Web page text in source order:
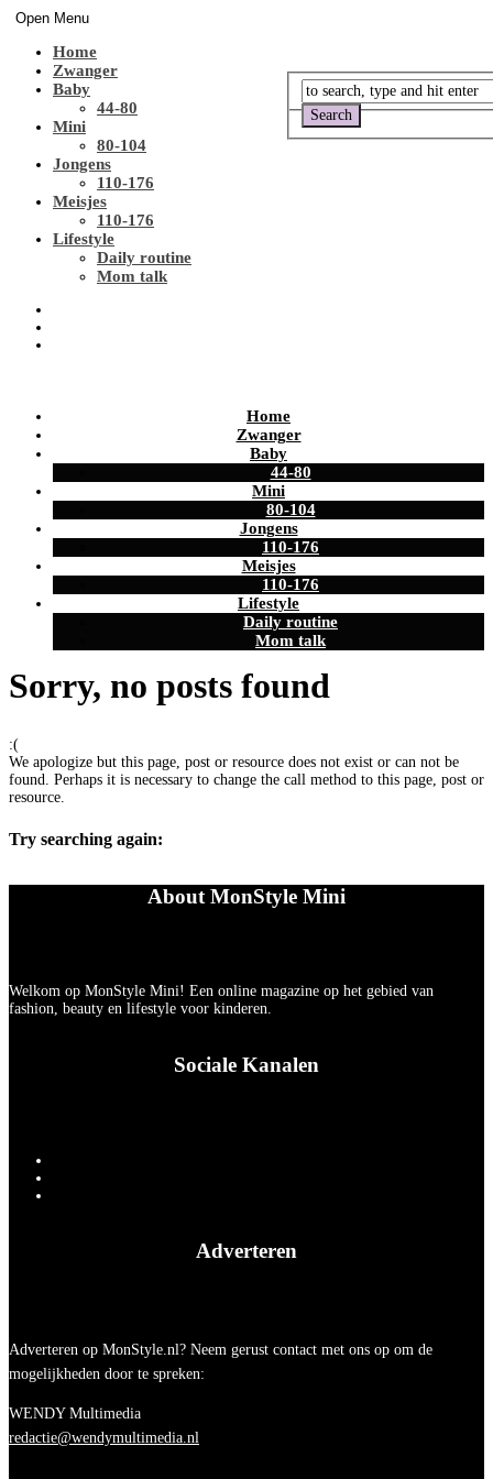
Open Menu
Home
Zwanger
Baby
44-80
Mini
80-104
Jongens
110-176
Meisjes
110-176
Lifestyle
Daily routine
Mom talk
Home
Zwanger
Baby
44-80
Mini
80-104
Jongens
110-176
Meisjes
110-176
Lifestyle
Daily routine
Mom talk
Sorry, no posts found
:(
We apologize but this page, post or resource does not exist or can not be
found. Perhaps it is necessary to change the call method to this page, post or
resource.
Try searching again:
About MonStyle Mini
Welkom op MonStyle Mini! Een online magazine op het gebied van
fashion, beauty en lifestyle voor kinderen.
Sociale Kanalen
Adverteren
Adverteren op MonStyle.nl? Neem gerust contact met ons op om de
mogelijkheden door te spreken:
WENDY Multimedia
redactie@wendymultimedia.nl